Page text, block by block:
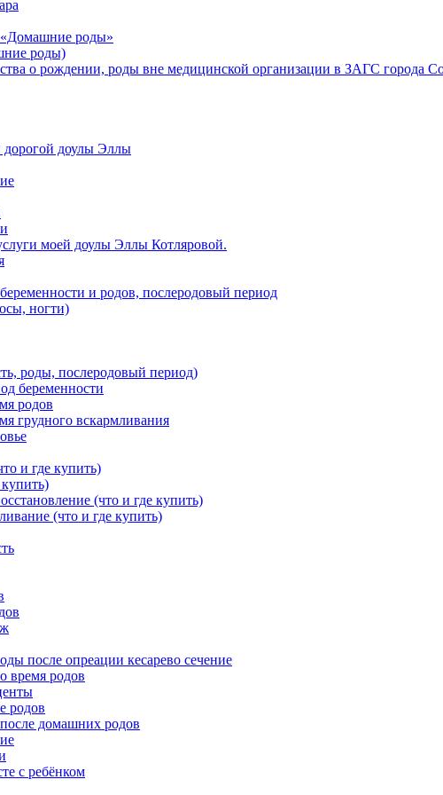
роды»
роды)
о рождении, роды вне медицинской организации в ЗАГС города
дорогой доулы Эллы
моей доулы Эллы Котляровой.
и родов, послеродовый период
ногти)
роды, послеродовый период)
беременности
родов
грудного вскармливания
и где купить)
(что и где купить)
(что и где купить)
после опреации кесарево сечение
время родов
родов
домашних родов
с ребёнком